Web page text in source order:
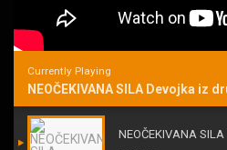
Currently Playing
NEOČEKIVANA SILA Devojka iz
NEOČEKIVANA